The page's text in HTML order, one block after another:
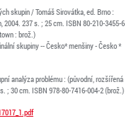
skupin / Tomáš Sirovátka, ed. Brno :
237 s. ; 25 cm. ISBN 80-210-3455-6
: brož.)
skupiny -- Česko* menšiny - Česko *
analýza problému : (původní, rozšířená
; 30 cm. ISBN 978-80-7416-004-2 (brož.)